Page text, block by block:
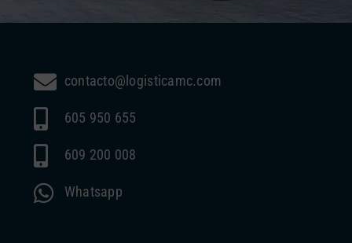
contacto@logisticamc.com
605 950 655
609 200 008
Whatsapp